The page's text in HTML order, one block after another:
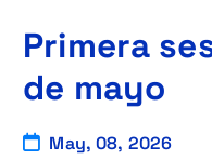
Primera
de mayo
May, 08, 2026